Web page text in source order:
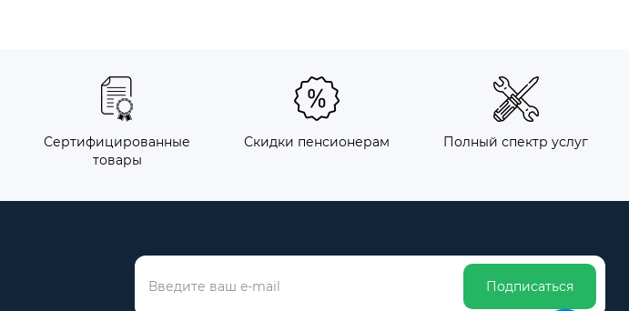
Сертифицированные
товары
Скидки пенсионерам Полный спектр услуг
Подписаться